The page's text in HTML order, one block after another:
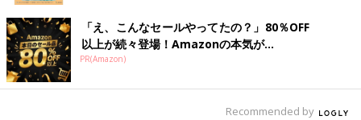
「え、こんなセールやってたの？」80％OFF
以上が続々登場！Amazonの本気が...
PR(Amazon)
Recommended by